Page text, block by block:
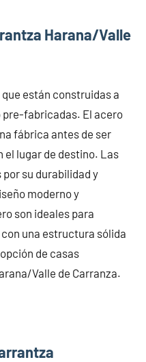
Harana/Valle
están construidas a
fabricadas. El acero
fábrica antes de ser
el lugar de destino. Las
su durabilidad y
moderno y
son ideales para
una estructura sólida
de casas
Valle de Carranza.